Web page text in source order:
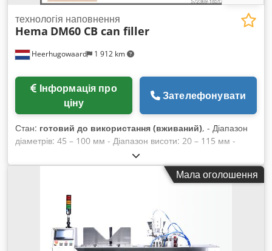
Heerhugowaard 1 912 km
технологія наповнення
Hema DM60 CB can filler
ціну
Зателефонувати
Стан: готовий до використання (вживаний), - Діапазон
діаметрів: 45 – 100 мм - Діапазон висоти: 20 – 115 мм -
Продуктивність: до 60 – 120 шт/хв Доступні кілька розмірів/
форматів банок. Dcodpsvy Tvmefx Aiujk
Мала оголошення